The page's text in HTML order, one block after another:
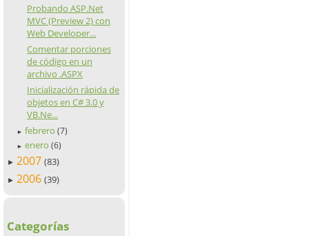
Probando ASP.Net
MVC (Preview 2) con
Web Developer...
Comentar porciones
de código en un
archivo .ASPX
Inicialización rápida de
objetos en C# 3.0 y
VB.Ne...
► febrero (7)
► enero (6)
► 2007 (83)
► 2006 (39)
Categorías